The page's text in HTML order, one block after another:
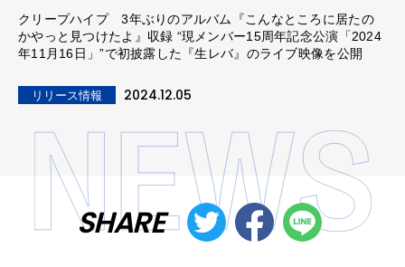
クリープハイプ 3年ぶりのアルバム『こんなところに居たの
かやっと見つけたよ』収録 “現メンバー15周年記念公演「2024
年11月16日」”で初披露した『生レバ』のライブ映像を公開
リリース情報 2024.12.05
SHARE